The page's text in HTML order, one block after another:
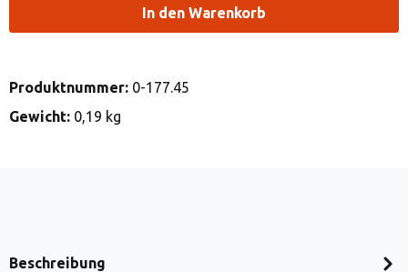
In den Warenkorb
Produktnummer: 0-177.45
Gewicht: 0,19 kg
Beschreibung